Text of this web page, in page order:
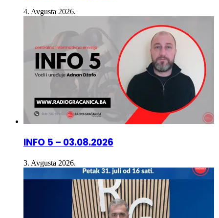
INFO 5 – 03.08.2026
3. Avgusta 2026.